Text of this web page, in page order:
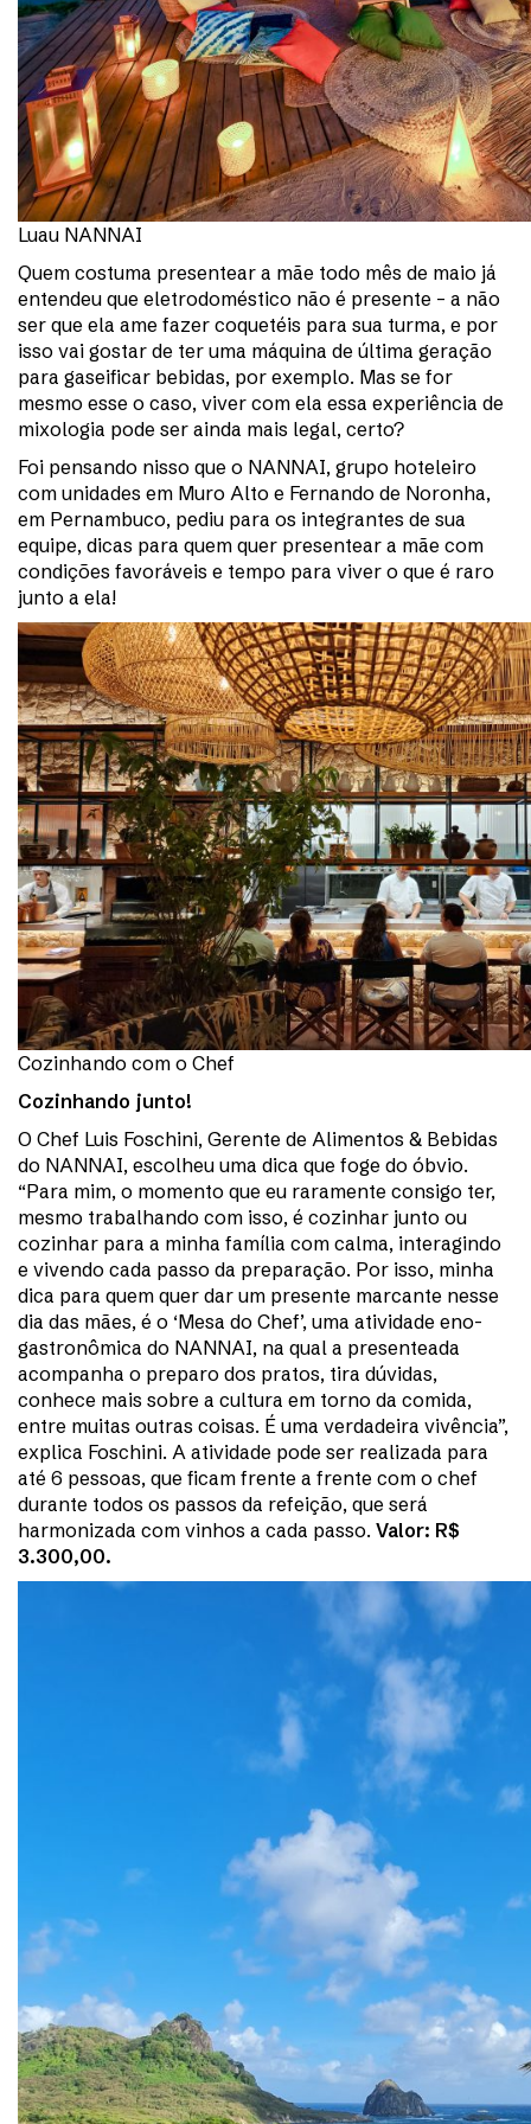
Luau NANNAI
Quem costuma presentear a mãe todo mês de maio já
entendeu que eletrodoméstico não é presente – a não
ser que ela ame fazer coquetéis para sua turma, e por
isso vai gostar de ter uma máquina de última geração
para gaseificar bebidas, por exemplo. Mas se for
mesmo esse o caso, viver com ela essa experiência de
mixologia pode ser ainda mais legal, certo?
Foi pensando nisso que o NANNAI, grupo hoteleiro
com unidades em Muro Alto e Fernando de Noronha,
em Pernambuco, pediu para os integrantes de sua
equipe, dicas para quem quer presentear a mãe com
condições favoráveis e tempo para viver o que é raro
junto a ela!
Cozinhando com o Chef
Cozinhando junto!
O Chef Luis Foschini, Gerente de Alimentos & Bebidas
do NANNAI, escolheu uma dica que foge do óbvio.
“Para mim, o momento que eu raramente consigo ter,
mesmo trabalhando com isso, é cozinhar junto ou
cozinhar para a minha família com calma, interagindo
e vivendo cada passo da preparação. Por isso, minha
dica para quem quer dar um presente marcante nesse
dia das mães, é o ‘Mesa do Chef’, uma atividade eno-
gastronômica do NANNAI, na qual a presenteada
acompanha o preparo dos pratos, tira dúvidas,
conhece mais sobre a cultura em torno da comida,
entre muitas outras coisas. É uma verdadeira vivência”,
explica Foschini. A atividade pode ser realizada para
até 6 pessoas, que ficam frente a frente com o chef
durante todos os passos da refeição, que será
harmonizada com vinhos a cada passo. Valor: R$
3.300,00.